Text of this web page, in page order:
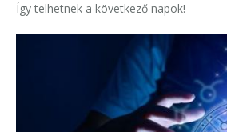
Így telhetnek a következő napok!